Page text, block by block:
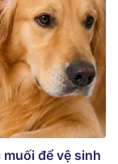
để vệ sinh